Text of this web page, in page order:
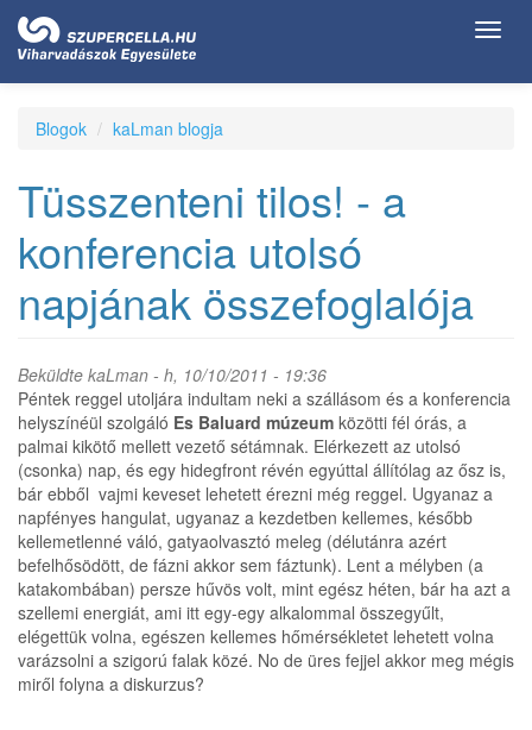
Ugrás
tartalomra
Blogok kaLman blogja
Tüsszenteni tilos! - a
konferencia utolsó
napjának összefoglalója
Beküldte kaLman - h, 10/10/2011 - 19:36
Péntek reggel utoljára indultam neki a szállásom és a konferencia
helyszínéül szolgáló Es Baluard múzeum közötti fél órás, a
palmai kikötő mellett vezető sétámnak. Elérkezett az utolsó
(csonka) nap, és egy hidegfront révén egyúttal állítólag az ősz is,
bár ebből vajmi keveset lehetett érezni még reggel. Ugyanaz a
napfényes hangulat, ugyanaz a kezdetben kellemes, később
kellemetlenné váló, gatyaolvasztó meleg (délutánra azért
befelhősödött, de fázni akkor sem fáztunk). Lent a mélyben (a
katakombában) persze hűvös volt, mint egész héten, bár ha azt a
szellemi energiát, ami itt egy-egy alkalommal összegyűlt,
elégettük volna, egészen kellemes hőmérsékletet lehetett volna
varázsolni a szigorú falak közé. No de üres fejjel akkor meg mégis
miről folyna a diskurzus?